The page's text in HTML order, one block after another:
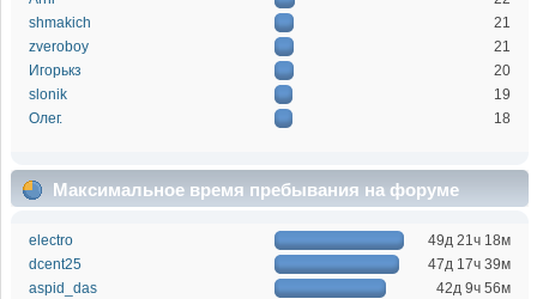
shmakich
21
zveroboy
21
Игорькз
20
slonik
19
Олег.
18
Максимальное время пребывания на форуме
electro
49д 21ч 18м
dcent25
47д 17ч 39м
aspid_das
42д 9ч 56м